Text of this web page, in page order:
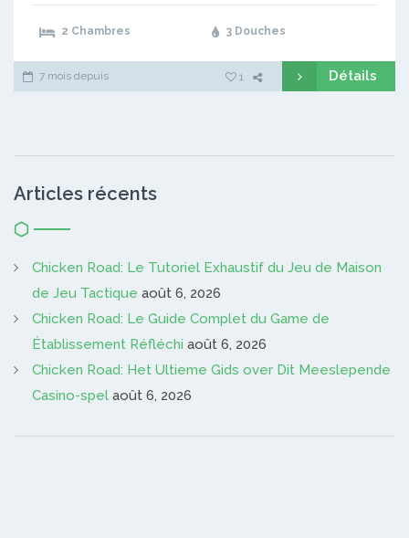
2 Chambres 3 Douches
7 mois depuis 1 Détails
Articles récents
Chicken Road: Le Tutoriel Exhaustif du Jeu de Maison
de Jeu Tactique août 6, 2026
Chicken Road: Le Guide Complet du Game de
Établissement Réfléchi août 6, 2026
Chicken Road: Het Ultieme Gids over Dit Meeslepende
Casino-spel août 6, 2026